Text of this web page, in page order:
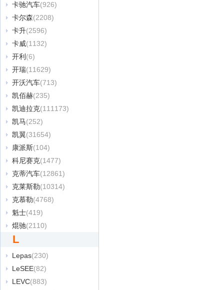
卡驰汽车(926)
卡尔森(2208)
卡升(2596)
卡威(1132)
开利 (6)
开瑞(11629)
开沃汽车(713)
凯佰赫(235)
凯迪拉克(111173)
凯马(252)
凯翼(31654)
康派斯(104)
科尼赛克(1477)
克蒂汽车(12861)
克莱斯勒(10314)
克慕勒(4768)
魁士(419)
焜驰(2110)
L
Lepas(230)
LeSEE(82)
LEVC(883)